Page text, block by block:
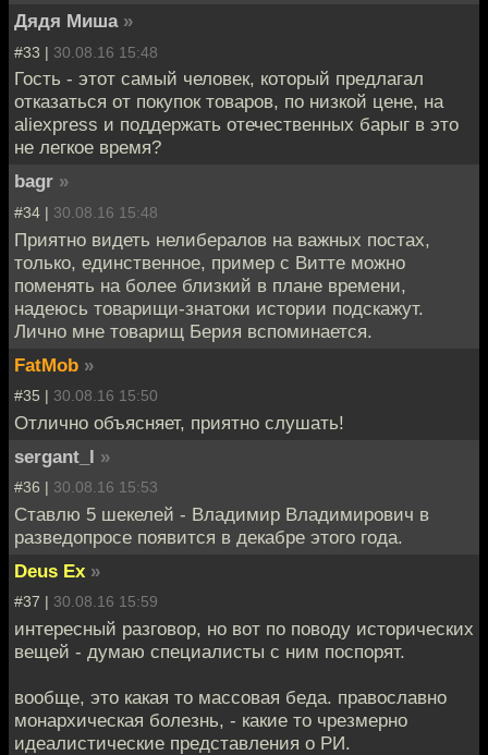
Дядя Миша »
#33 | 30.08.16 15:48
Гость - этот самый человек, который предлагал
отказаться от покупок товаров, по низкой цене, на
aliexpress и поддержать отечественных барыг в это
не легкое время?
bagr »
#34 | 30.08.16 15:48
Приятно видеть нелибералов на важных постах,
только, единственное, пример с Витте можно
поменять на более близкий в плане времени,
надеюсь товарищи-знатоки истории подскажут.
Лично мне товарищ Берия вспоминается.
FatMob »
#35 | 30.08.16 15:50
Отлично объясняет, приятно слушать!
sergant_l »
#36 | 30.08.16 15:53
Ставлю 5 шекелей - Владимир Владимирович в
разведопросе появится в декабре этого года.
Deus Ex »
#37 | 30.08.16 15:59
интересный разговор, но вот по поводу исторических
вещей - думаю специалисты с ним поспорят.
вообще, это какая то массовая беда. православно
монархическая болезнь, - какие то чрезмерно
идеалистические представления о РИ.